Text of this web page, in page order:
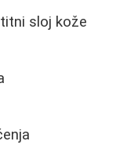
sloj kože